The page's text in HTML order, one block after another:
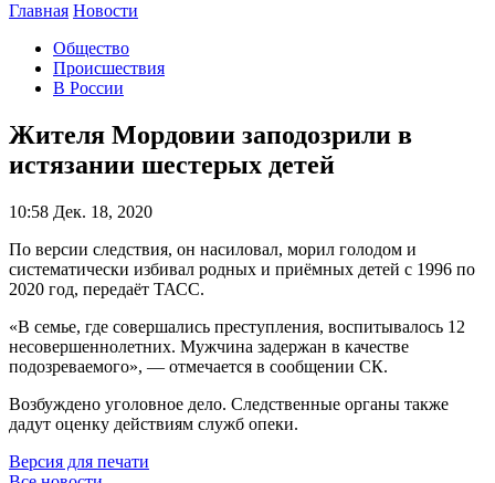
Главная Новости
Общество
Происшествия
В России
Жителя Мордовии заподозрили в
истязании шестерых детей
10:58 Дек. 18, 2020
По версии следствия, он насиловал, морил голодом и
систематически избивал родных и приёмных детей с 1996 по
2020 год, передаёт ТАСС.
«В семье, где совершались преступления, воспитывалось 12
несовершеннолетних. Мужчина задержан в качестве
подозреваемого», — отмечается в сообщении СК.
Возбуждено уголовное дело. Следственные органы также
дадут оценку действиям служб опеки.
Версия для печати